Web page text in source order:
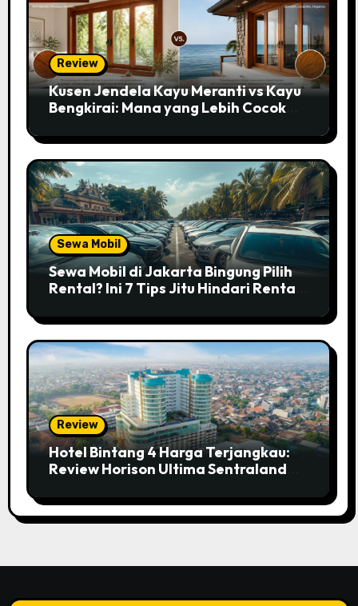
Review
Kusen Jendela Kayu Meranti vs Kayu
Bengkirai: Mana yang Lebih Cocok
Sewa Mobil
Sewa Mobil di Jakarta Bingung Pilih
Rental? Ini 7 Tips Jitu Hindari Rental
Review
Hotel Bintang 4 Harga Terjangkau:
Review Horison Ultima Sentraland